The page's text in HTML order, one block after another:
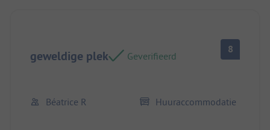
geweldige plek Geverifieerd
8
Béatrice R Huuraccommodatie